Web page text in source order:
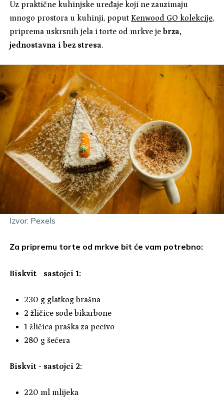
Uz praktične kuhinjske uređaje koji ne zauzimaju
mnogo prostora u kuhinji, poput Kenwood GO kolekcije,
priprema uskrsnih jela i torte od mrkve jebrza,
jednostavna i bez stresa.
Izvor: Pexels
Za pripremu torte od mrkve bit će vam potrebno:
Biskvit - sastojci 1:
230 g glatkog brašna
2 žličice sode bikarbone
1 žličica praška za pecivo
280 g šećera
Biskvit - sastojci 2:
220 ml mlijeka